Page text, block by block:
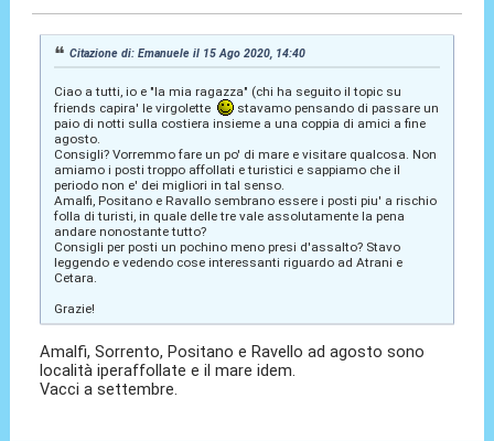
Citazione di: Emanuele il 15 Ago 2020, 14:40
Ciao a tutti, io e "la mia ragazza" (chi ha seguito il topic su
friends capira' le virgolette
stavamo pensando di passare un
paio di notti sulla costiera insieme a una coppia di amici a fine
agosto.
Consigli? Vorremmo fare un po' di mare e visitare qualcosa. Non
amiamo i posti troppo affollati e turistici e sappiamo che il
periodo non e' dei migliori in tal senso.
Amalfi, Positano e Ravallo sembrano essere i posti piu' a rischio
folla di turisti, in quale delle tre vale assolutamente la pena
andare nonostante tutto?
Consigli per posti un pochino meno presi d'assalto? Stavo
leggendo e vedendo cose interessanti riguardo ad Atrani e
Cetara.
Grazie!
Amalfi, Sorrento, Positano e Ravello ad agosto sono
località iperaffollate e il mare idem.
Vacci a settembre.